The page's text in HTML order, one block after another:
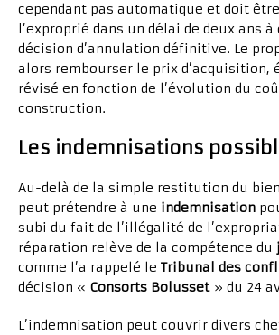
cependant pas automatique et doit
l’exproprié dans un délai de deux ans
décision d’annulation définitive. Le
alors rembourser le prix d’acquisition,
révisé en fonction de l’évolution du
construction.
Les indemnisations
Au-delà de la simple restitution du
peut prétendre à une indemnisation
subi du fait de l’illégalité de
réparation relève de la compétence du
comme l’a rappelé le Tribunal des
décision « Consorts Bolusset» du 24
L’indemnisation peut couvrir divers